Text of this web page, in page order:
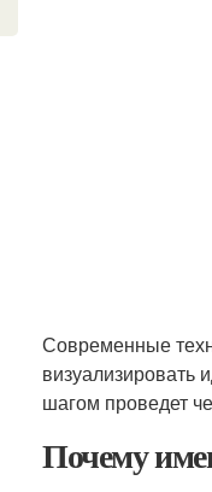
Современные
визуализировать
шагом проведет
Почему